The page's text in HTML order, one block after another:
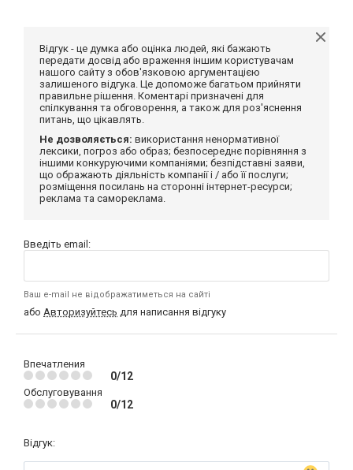
Відгук - це думка або оцінка людей, які бажають
передати досвід або враження іншим користувачам
нашого сайту з обов'язковою аргументацією
залишеного відгука. Це допоможе багатьом прийняти
правильне рішення. Коментарі призначені для
спілкування та обговорення, а також для роз'яснення
питань, що цікавлять.
Не дозволяється: використання ненормативної
лексики, погроз або образ; безпосереднє порівняння з
іншими конкуруючими компаніями; безпідставні заяви,
що ображають діяльність компанії і / або її послуги;
розміщення посилань на сторонні інтернет-ресурси;
реклама та самореклама.
Введіть email:
Ваш e-mail не відображатиметься на сайті
або Авторизуйтесь для написання відгуку
Впечатления
0/12
Обслуговування
0/12
Відгук: